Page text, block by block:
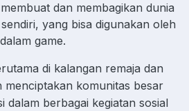
dan membagikan dunia
yang bisa digunakan oleh
game.
di kalangan remaja dan
menciptakan komunitas besar
dalam berbagai kegiatan sosial